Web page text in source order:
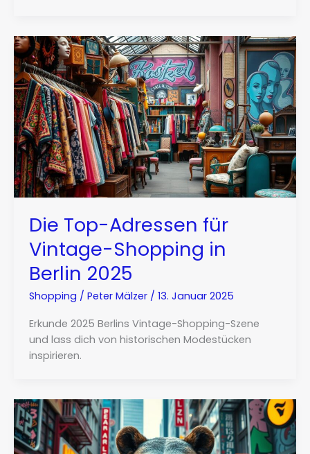
Die Top-Adressen für
Vintage-Shopping in
Berlin 2025
Shopping / Peter Mälzer / 13. Januar 2025
Erkunde 2025 Berlins Vintage-Shopping-Szene
und lass dich von historischen Modestücken
inspirieren.